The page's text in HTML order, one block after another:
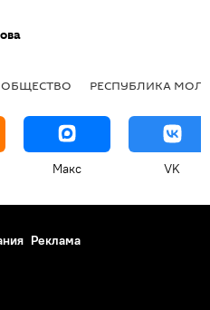
ОБЩЕСТВО РЕСПУБЛИКА
Макс VK
Реклама